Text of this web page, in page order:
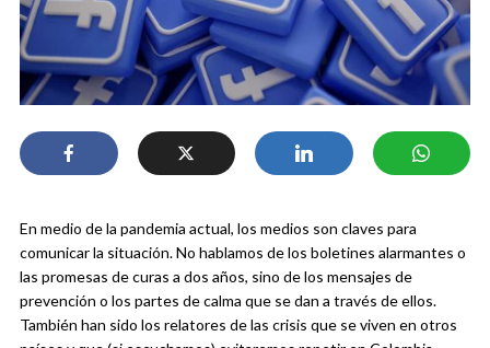
En medio de la pandemia actual, los medios son claves para
comunicar la situación. No hablamos de los boletines alarmantes o
las promesas de curas a dos años, sino de los mensajes de
prevención o los partes de calma que se dan a través de ellos.
También han sido los relatores de las crisis que se viven en otros